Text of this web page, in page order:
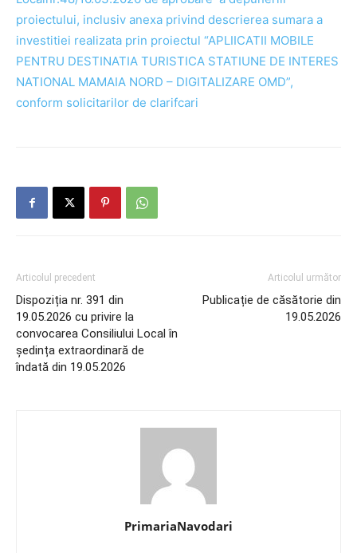
proiectului, inclusiv anexa privind descrierea sumara a
investitiei realizata prin proiectul “APLIICATII MOBILE
PENTRU DESTINATIA TURISTICA STATIUNE DE INTERES
NATIONAL MAMAIA NORD – DIGITALIZARE OMD”,
conform solicitarilor de clarifcari
Articolul precedent
Dispoziția nr. 391 din
19.05.2026 cu privire la
convocarea Consiliului Local în
ședința extraordinară de
îndată din 19.05.2026
Articolul următor
Publicație de căsătorie din
19.05.2026
PrimariaNavodari